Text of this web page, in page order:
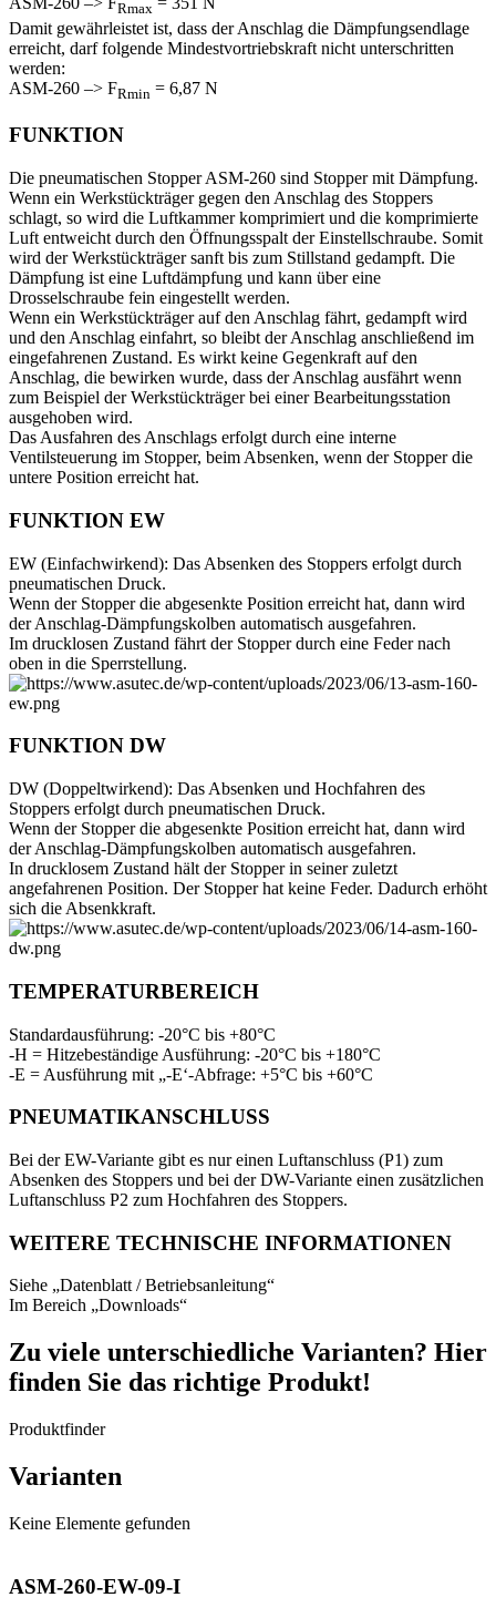
Rmax
Damit gewährleistet ist, dass der Anschlag die Dämpfungsendlage
erreicht, darf folgende Mindestvortriebskraft nicht unterschritten
werden:
ASM-260 –> FRmin = 6,87 N
FUNKTION
Die pneumatischen Stopper ASM-260 sind Stopper mit Dämpfung.
Wenn ein Werkstückträger gegen den Anschlag des Stoppers
schlagt, so wird die Luftkammer komprimiert und die komprimierte
Luft entweicht durch den Öffnungsspalt der Einstellschraube. Somit
wird der Werkstückträger sanft bis zum Stillstand gedampft. Die
Dämpfung ist eine Luftdämpfung und kann über eine
Drosselschraube fein eingestellt werden.
Wenn ein Werkstückträger auf den Anschlag fährt, gedampft wird
und den Anschlag einfahrt, so bleibt der Anschlag anschließend im
eingefahrenen Zustand. Es wirkt keine Gegenkraft auf den
Anschlag, die bewirken wurde, dass der Anschlag ausfährt wenn
zum Beispiel der Werkstückträger bei einer Bearbeitungsstation
ausgehoben wird.
Das Ausfahren des Anschlags erfolgt durch eine interne
Ventilsteuerung im Stopper, beim Absenken, wenn der Stopper die
untere Position erreicht hat.
FUNKTION EW
EW (Einfachwirkend): Das Absenken des Stoppers erfolgt durch
pneumatischen Druck.
Wenn der Stopper die abgesenkte Position erreicht hat, dann wird
der Anschlag-Dämpfungskolben automatisch ausgefahren.
Im drucklosen Zustand fährt der Stopper durch eine Feder nach
oben in die Sperrstellung.
FUNKTION DW
DW (Doppeltwirkend): Das Absenken und Hochfahren des
Stoppers erfolgt durch pneumatischen Druck.
Wenn der Stopper die abgesenkte Position erreicht hat, dann wird
der Anschlag-Dämpfungskolben automatisch ausgefahren.
In drucklosem Zustand hält der Stopper in seiner zuletzt
angefahrenen Position. Der Stopper hat keine Feder. Dadurch erhöht
sich die Absenkkraft.
TEMPERATURBEREICH
Standardausführung: -20°C bis +80°C
-H = Hitzebeständige Ausführung: -20°C bis +180°C
-E = Ausführung mit „-E‘-Abfrage: +5°C bis +60°C
PNEUMATIKANSCHLUSS
Bei der EW-Variante gibt es nur einen Luftanschluss (P1) zum
Absenken des Stoppers und bei der DW-Variante einen zusätzlichen
Luftanschluss P2 zum Hochfahren des Stoppers.
WEITERE TECHNISCHE INFORMATIONEN
Siehe „Datenblatt / Betriebsanleitung“
Im Bereich „Downloads“
Zu viele unterschiedliche Varianten? Hier
finden Sie das richtige Produkt!
Produktfinder
Varianten
Keine Elemente gefunden
ASM-260-EW-09-I